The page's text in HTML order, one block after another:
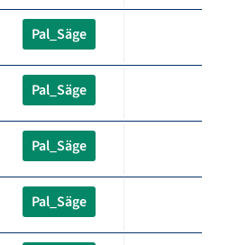
Pal_Säge
Pal_Säge
Pal_Säge
Pal_Säge